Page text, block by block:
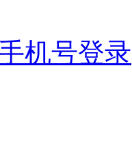
机号登录